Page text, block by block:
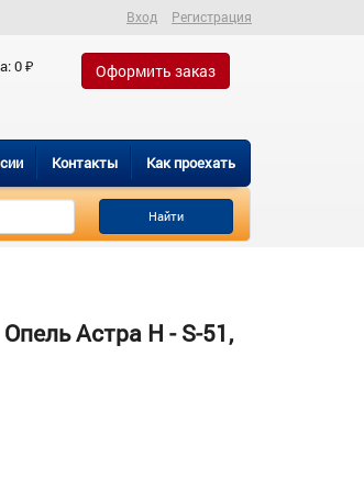
Вход Регистрация
0₽ Оформить заказ
Контакты Как проехать
Найти
Астра H - S-51,